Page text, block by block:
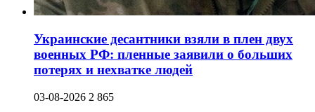
Украинские десантники взяли в плен двух
военных РФ: пленные заявили о больших
потерях и нехватке людей
03-08-2026 2 865